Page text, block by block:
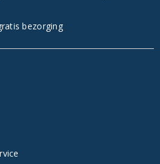
bezorging